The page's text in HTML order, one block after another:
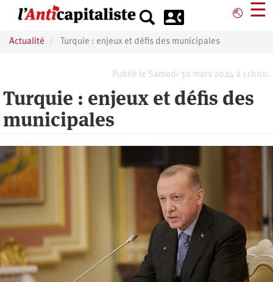
principal
⎋ ☰
Actualité Turquie : enjeux et défis des municipales
Publié le Samedi 30 mars 2024 à 11h00.
Turquie : enjeux et défis des
municipales